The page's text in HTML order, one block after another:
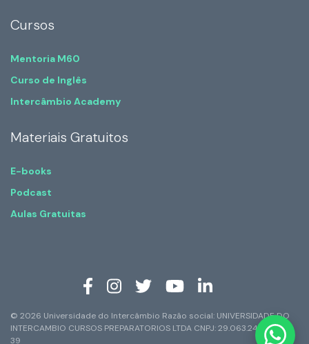
Cursos
Mentoria M60
Curso de Inglês
Intercâmbio Academy
Materiais Gratuitos
E-books
Podcast
Aulas Gratuitas
© 2026 Universidade do Intercâmbio Razão social: UNIVERSIDADE DO
INTERCAMBIO CURSOS PREPARATORIOS LTDA CNPJ: 29.063.247/0001-
39